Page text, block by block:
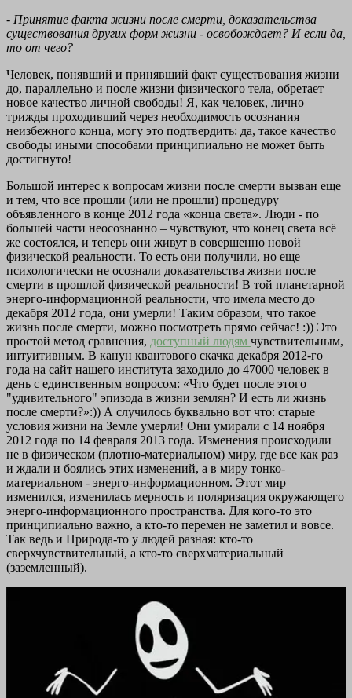
- Принятие факта жизни после смерти, доказательства
существования других форм жизни - освобождает? И если да,
то от чего?
Человек, понявший и принявший факт существования жизни
до, параллельно и после жизни физического тела, обретает
новое качество личной свободы! Я, как человек, лично
трижды проходивший через необходимость осознания
неизбежного конца, могу это подтвердить: да, такое качество
свободы иными способами принципиально не может быть
достигнуто!
Большой интерес к вопросам жизни после смерти вызван еще
и тем, что все прошли (или не прошли) процедуру
объявленного в конце 2012 года «конца света». Люди - по
большей части неосознанно – чувствуют, что конец света всё
же состоялся, и теперь они живут в совершенно новой
физической реальности. То есть они получили, но еще
психологически не осознали доказательства жизни после
смерти в прошлой физической реальности! В той планетарной
энерго-информационной реальности, что имела место до
декабря 2012 года, они умерли! Таким образом, что такое
жизнь после смерти, можно посмотреть прямо сейчас! :)) Это
простой метод сравнения, доступный людям чувствительным,
интуитивным. В канун квантового скачка декабря 2012-го
года на сайт нашего института заходило до 47000 человек в
день с единственным вопросом: «Что будет после этого
"удивительного" эпизода в жизни землян? И есть ли жизнь
после смерти?»:)) А случилось буквально вот что: старые
условия жизни на Земле умерли! Они умирали с 14 ноября
2012 года по 14 февраля 2013 года. Изменения происходили
не в физическом (плотно-материальном) миру, где все как раз
и ждали и боялись этих изменений, а в миру тонко-
материальном - энерго-информационном. Этот мир
изменился, изменилась мерность и поляризация окружающего
энерго-информационного пространства. Для кого-то это
принципиально важно, а кто-то перемен не заметил и вовсе.
Так ведь и Природа-то у людей разная: кто-то
сверхчувствительный, а кто-то сверхматериальный
(заземленный).